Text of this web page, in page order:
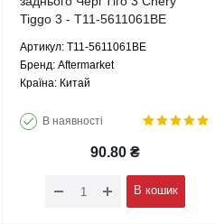
Tiggo 3 - T11-5611061BE
Артикул: T11-5611061BE
Брeнд: Aftermarket
Країна: Китай
В наявності
90.80 ₴
В кошик